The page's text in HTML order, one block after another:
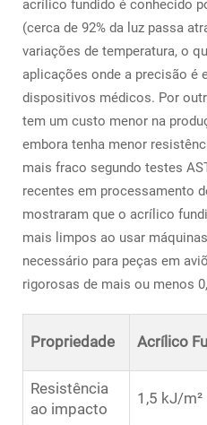
acrílico fundido é conhecido
(cerca de 92% da luz passa
variações de temperatura, o
aplicações onde a precisão é
dispositivos médicos. Por
tem um custo menor na
embora tenha menor
mais fraco segundo testes
recentes em processamento
mostraram que o acrílico
mais limpos ao usar
necessário para peças em
rigorosas de mais ou menos
Propriedade Acrílico
Resistência
ao impacto
1,5 kJ/m²